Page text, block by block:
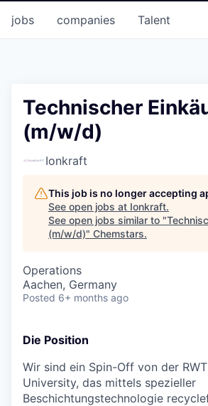
jobs companies Talent
Technischer
(m/w/d)
Ionkraft
This job is no longer accepting
See open jobs at Ionkraft.
See open jobs similar to "
(m/w/d)" Chemstars.
Operations
Aachen, Germany
Posted 6+ months ago
Die Position
Wir sind ein Spin-Off von der
University, das mittels spezieller
Beschichtungstechnologie